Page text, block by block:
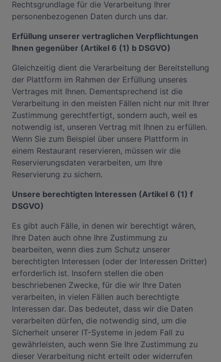
Rechtsgrundlage für die Verarbeitung Ihrer
personenbezogenen Daten durch uns dar.
Erfüllung unserer vertraglichen Verpflichtungen
Ihnen gegenüber (Artikel 6 (1) b DSGVO)
Gleichzeitig dient die Verarbeitung der Bereitstellung
der Plattform im Rahmen der Erfüllung unseres
Vertrages mit Ihnen. Dementsprechend ist die
Verarbeitung in den meisten Fällen nicht nur mit Ihrer
Zustimmung gerechtfertigt, sondern auch, weil es
notwendig ist, unseren Vertrag mit Ihnen zu erfüllen.
Wenn Sie zum Beispiel über unsere Plattform in
einem Restaurant reservieren, müssen wir die
Reservierungsdaten verarbeiten, um Ihre
Reservierung zu sichern.
Unsere berechtigten Interessen (Artikel 6 (1) f
DSGVO)
Es gibt auch Fälle, in denen wir berechtigt wären,
Ihre Daten auch ohne Ihre Zustimmung zu
bearbeiten, wenn dies zum Schutz unserer
berechtigten Interessen (oder der Interessen Dritter)
erforderlich ist. Insofern stellen die oben
beschriebenen Zwecke, für die wir Ihre Daten
verarbeiten, in vielen Fällen auch berechtigte
Interessen dar. Das bedeutet, dass wir die Daten
verarbeiten dürfen, die notwendig sind, um die
Sicherheit unserer IT-Systeme in jedem Fall zu
gewährleisten, auch wenn Sie Ihre Zustimmung zu
dieser Verarbeitung nicht erteilt oder widerrufen